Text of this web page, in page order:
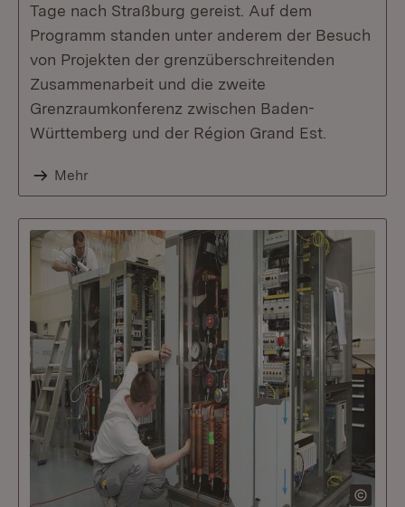
Tage nach Straßburg gereist. Auf dem
Programm standen unter anderem der Besuch
von Projekten der grenzüberschreitenden
Zusammenarbeit und die zweite
Grenzraumkonferenz zwischen Baden-
Württemberg und der Région Grand Est.
Mehr